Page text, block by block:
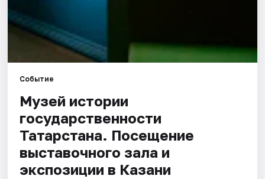
Событие
Музей истории
государственности
Татарстана. Посещение
выставочного зала и
экспозиции в Казани